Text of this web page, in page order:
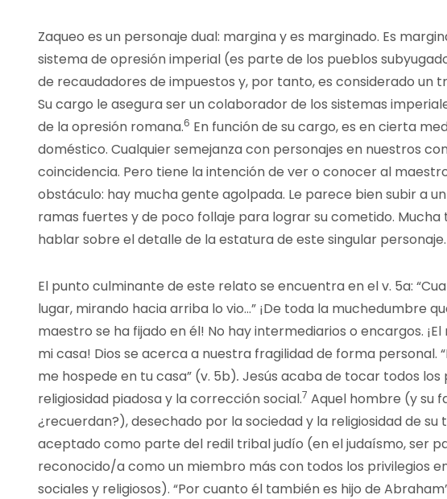
Zaqueo es un personaje dual: margina y es marginado. Es
sistema de opresión imperial (es parte de los pueblos
de recaudadores de impuestos y, por tanto, es considerado un
Su cargo le asegura ser un colaborador de los sistemas
de la opresión romana.6 En función de su cargo, es en cierta
doméstico. Cualquier semejanza con personajes en nuestros
coincidencia. Pero tiene la intención de ver o conocer al
obstáculo: hay mucha gente agolpada. Le parece bien subir a
ramas fuertes y de poco follaje para lograr su cometido. Mucha
hablar sobre el detalle de la estatura de este singular
El punto culminante de este relato se encuentra en el v. 5a:
lugar, mirando hacia arriba lo vio…” ¡De toda la muchedumbre
maestro se ha fijado en él! No hay intermediarios o encargos.
mi casa! Dios se acerca a nuestra fragilidad de forma personal.
me hospede en tu casa” (v. 5b). Jesús acaba de tocar todos los
religiosidad piadosa y la corrección social.7 Aquel hombre (y su
¿recuerdan?), desechado por la sociedad y la religiosidad de su
aceptado como parte del redil tribal judío (en el judaísmo, ser
reconocido/a como un miembro más con todos los privilegios
sociales y religiosos). “Por cuanto él también es hijo de